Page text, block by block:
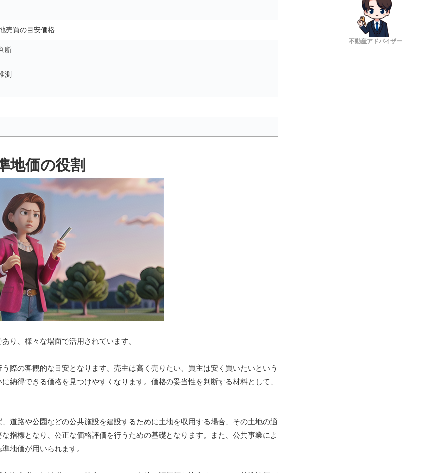
売買の目安価格
断
測
地価の役割
あり、様々な場面で活用されています。
際の客観的な目安となります。売主は高く売りたい、買主は安く買いたいという
納得できる価格を見つけやすくなります。価格の妥当性を判断する材料として、
、道路や公園などの公共施設を建設するために土地を収用する場合、その土地の適
指標となり、公正な価格評価を行うための基礎となります。また、公共事業によ
地価が用いられます。
不動産アドバイザー